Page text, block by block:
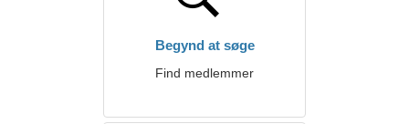
Begynd at søge
Find medlemmer